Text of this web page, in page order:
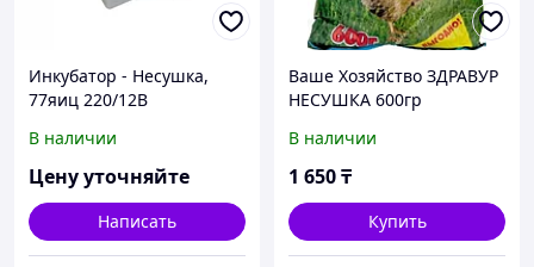
Инкубатор - Несушка,
77яиц 220/12В
поворот)
В наличии
Цену уточняйте
Написать
Ваше Хозяйство ЗДРАВУР
НЕСУШКА 600гр
В наличии
1 650₸
Купить